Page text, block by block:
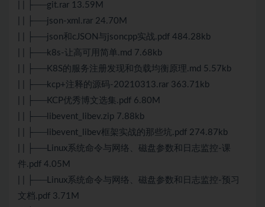
| | ├──git.rar 13.59M
| | ├──json-xml.rar 24.70M
| | ├──json和cJSON与jsoncpp实战.pdf 484.28kb
| | ├──k8s-让高可用简单.md 7.68kb
| | ├──K8S的服务注册发现和负载均衡原理.md 5.57kb
| | ├──kcp+注释的源码-20210313.rar 363.71kb
| | ├──KCP优秀博文选集.pdf 6.80M
| | ├──libevent_libev.zip 7.88kb
| | ├──libevent_libev框架实战的那些坑.pdf 274.87kb
| | ├──Linux系统命令与网络、磁盘参数和日志监控-课
件.pdf 4.05M
| | ├──Linux系统命令与网络、磁盘参数和日志监控-预习
文档.pdf 3.71M